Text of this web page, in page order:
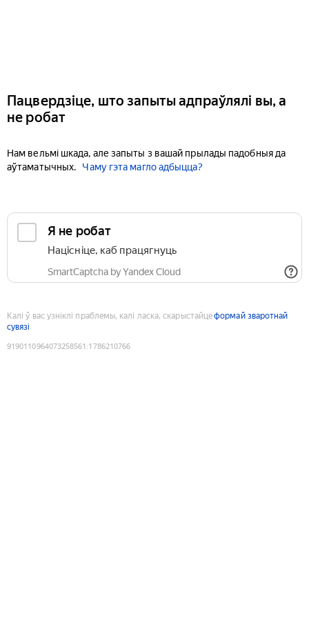
Пацвердзіце, што запыты адпраўлялі вы, а
не робат
Нам вельмі шкада, але запыты з вашай прылады падобныя да
аўтаматычных.
Чаму гэта магло адбыцца?
Я не робат
Націсніце, каб працягнуць
SmartCaptcha by Yandex Cloud
Калі ў вас узніклі праблемы, калі ласка, скарыстайцеформай зваротнай
сувязі
9190110964073258561 :1786210766